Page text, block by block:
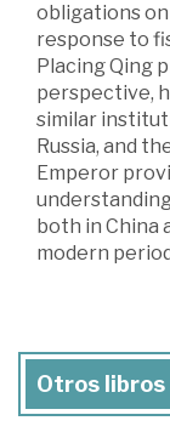
obligations on
response to
Placing Qing
perspective,
similar
Russia, and
Emperor
both in China
modern
Otros libros